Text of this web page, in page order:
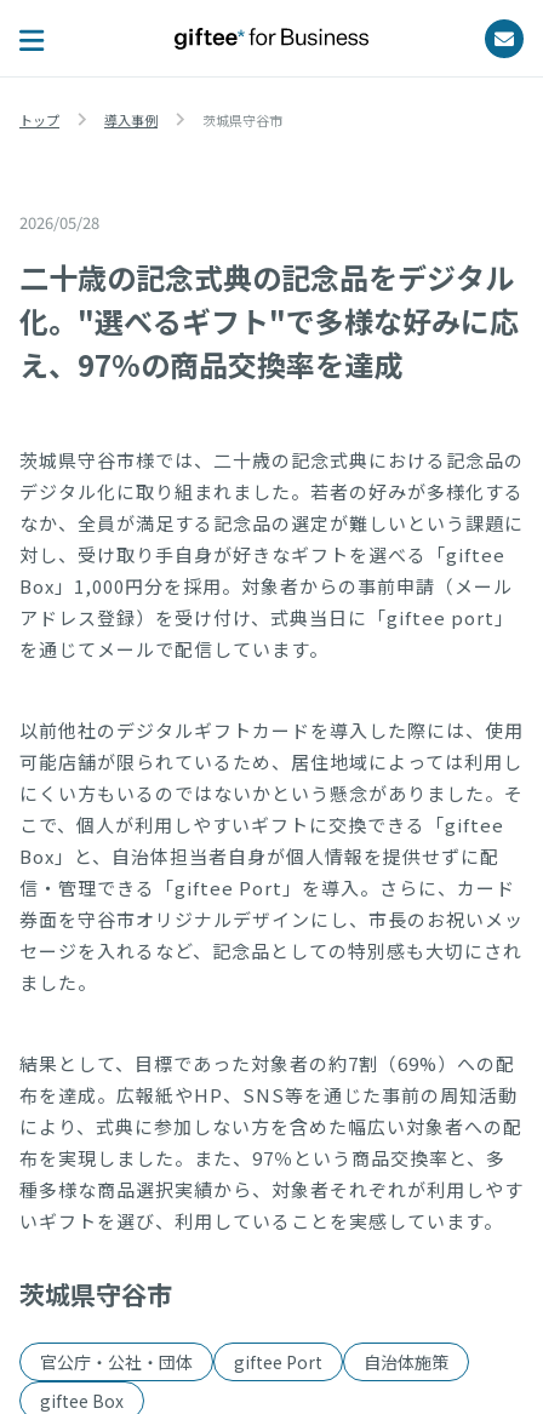
トップ 導入事例 茨城県守谷市
2026/05/28
二十歳の記念式典の記念品をデジタル
化。"選べるギフト"で多様な好みに応
え、97%の商品交換率を達成
茨城県守谷市様では、二十歳の記念式典における記念品の
デジタル化に取り組まれました。若者の好みが多様化する
なか、全員が満足する記念品の選定が難しいという課題に
対し、受け取り手自身が好きなギフトを選べる「giftee
Box」1,000円分を採用。対象者からの事前申請（メール
アドレス登録）を受け付け、式典当日に「giftee port」
を通じてメールで配信しています。
以前他社のデジタルギフトカードを導入した際には、使用
可能店舗が限られているため、居住地域によっては利用し
にくい方もいるのではないかという懸念がありました。そ
こで、個人が利用しやすいギフトに交換できる「giftee
Box」と、自治体担当者自身が個人情報を提供せずに配
信・管理できる「giftee Port」を導入。さらに、カード
券面を守谷市オリジナルデザインにし、市長のお祝いメッ
セージを入れるなど、記念品としての特別感も大切にされ
ました。
結果として、目標であった対象者の約7割（69%）への配
布を達成。広報紙やHP、SNS等を通じた事前の周知活動
により、式典に参加しない方を含めた幅広い対象者への配
布を実現しました。また、97％という商品交換率と、多
種多様な商品選択実績から、対象者それぞれが利用しやす
いギフトを選び、利用していることを実感しています。
茨城県守谷市
官公庁・公社・団体 giftee Port
自治体施策
giftee Box